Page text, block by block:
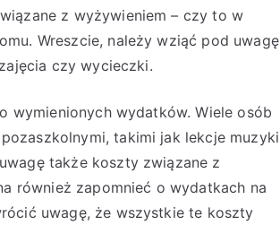
z wyżywieniem – czy to w
Wreszcie, należy wziąć pod uwagę
czy wycieczki.
wymienionych wydatków. Wiele osób
takimi jak lekcje muzyki
także koszty związane z
również zapomnieć o wydatkach na
uwagę, że wszystkie te koszty